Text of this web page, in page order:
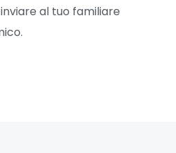
al tuo familiare